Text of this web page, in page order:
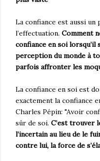
La confiance est aussi
l’effectuation. Comment
confiance en soi lorsqu’il
perception du monde à
parfois affronter les
La confiance en soi est
exactement la confiance
Charles Pépin: "Avoir
sûr de soi. C’est trouver
l’incertain au lieu de le
contre lui, la force de